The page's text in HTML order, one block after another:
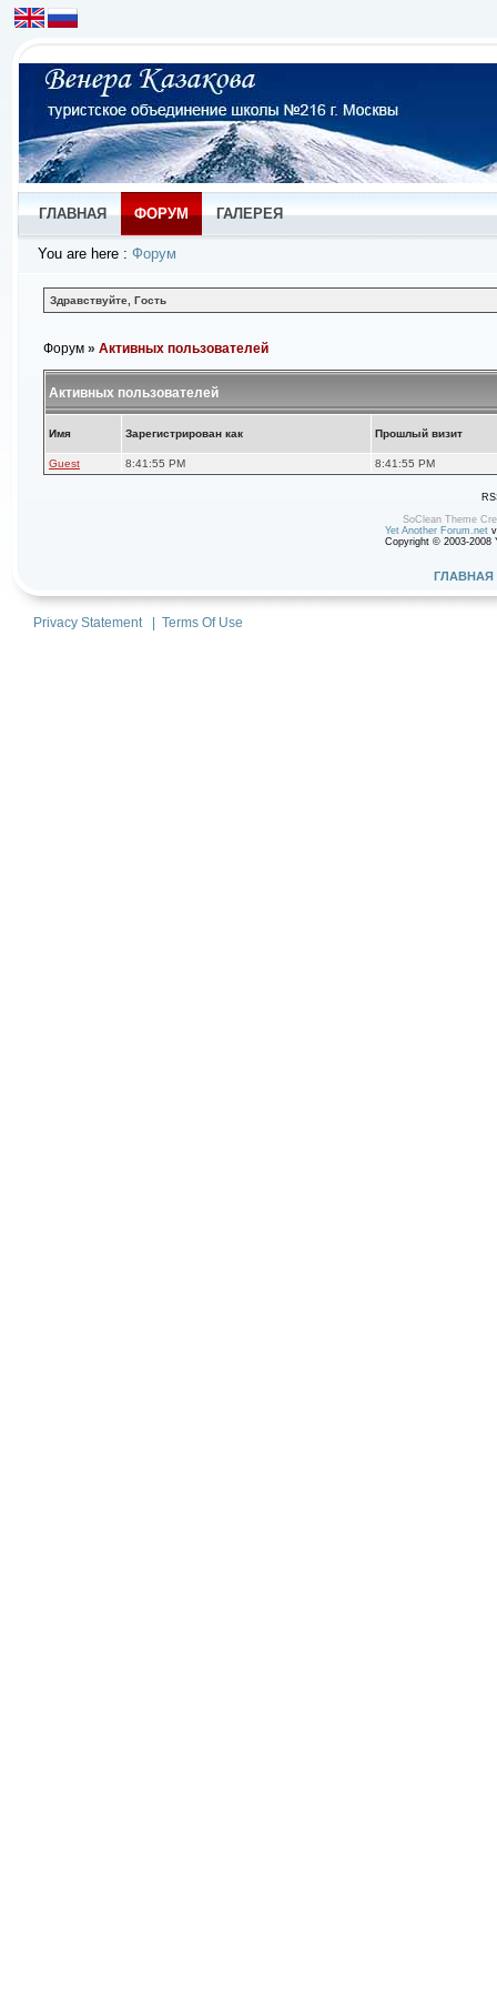
ГЛАВНАЯ ФОРУМ ГАЛЕРЕЯ
You are here : Форум
Здравствуйте, Гость
Форум » Активных пользователей
Активных пользователей
Имя Зарегистрирован как Прошлый визит
Guest 8:41:55 PM 8:41:55 PM
SoClean Theme
Yet Another Forum.net
Copyright © 2003-2008
ГЛАВНАЯ
Privacy Statement| Terms Of Use